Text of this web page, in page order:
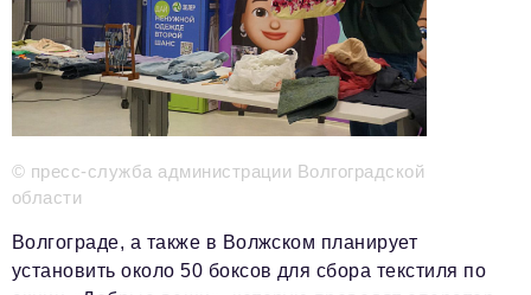
Красота и здоровье
Энергетика
Недвижимость
Технологии
Политика
Промышленность
© пресс-служба администрации Волгоградской
области
Волгограде, а также в Волжском планирует
установить около 50 боксов для сбора текстиля по